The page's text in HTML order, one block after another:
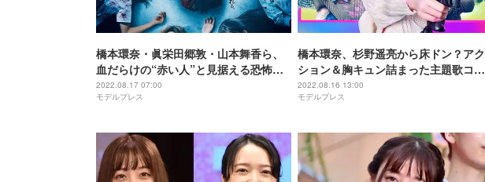
橋本環奈・眞栄田郷敦・山本舞香ら、
血だらけの“赤い人”と見据える恐怖の
最新ビジュアル解禁＜カラダ探し＞
2022.08.17 07:00
モデルプレス
橋本環奈、杉野遥亮から床ドン？アク
ション＆胸キュン詰まった主題歌コラ
ボPV解禁＜バイオレンスアクション＞
2022.08.16 13:00
モデルプレス